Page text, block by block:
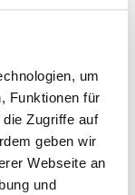
um
Funktionen für
Zugriffe auf
geben wir
Webseite an
und